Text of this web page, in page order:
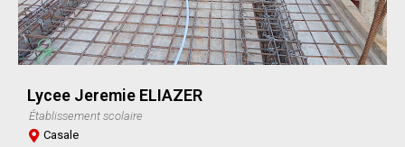
Lycee Jeremie ELIAZER
Établissement scolaire
Casale